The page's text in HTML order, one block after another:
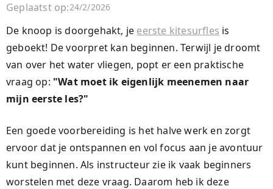
Geplaatst op:24/2/2026
De knoop is doorgehakt, je eerste kitesurfles is
geboekt! De voorpret kan beginnen. Terwijl je droomt
van over het water vliegen, popt er een praktische
vraag op: "Wat moet ik eigenlijk meenemen naar
mijn eerste les?"
Een goede voorbereiding is het halve werk en zorgt
ervoor dat je ontspannen en vol focus aan je avontuur
kunt beginnen. Als instructeur zie ik vaak beginners
worstelen met deze vraag. Daarom heb ik deze